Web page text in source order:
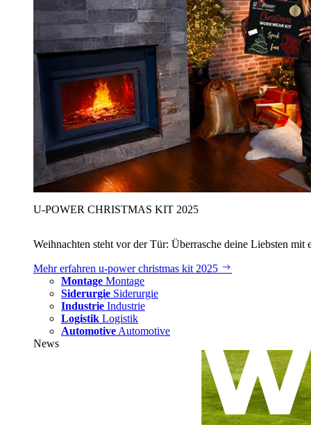
U‑POWER CHRISTMAS KIT 2025
Weihnachten steht vor der Tür: Überrasche deine Liebsten
Mehr erfahren u‑power christmas kit 2025
Montage Montage
Siderurgie Siderurgie
Industrie Industrie
Logistik Logistik
Automotive Automotive
News